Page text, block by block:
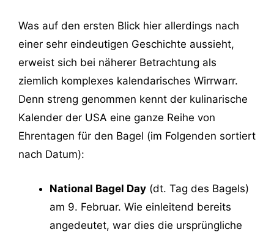
Was auf den ersten Blick hier allerdings nach
einer sehr eindeutigen Geschichte aussieht,
erweist sich bei näherer Betrachtung als
ziemlich komplexes kalendarisches Wirrwarr.
Denn streng genommen kennt der kulinarische
Kalender der USA eine ganze Reihe von
Ehrentagen für den Bagel (im Folgenden sortiert
nach Datum):
National Bagel Day (dt. Tag des Bagels)
am 9. Februar. Wie einleitend bereits
angedeutet, war dies die ursprüngliche